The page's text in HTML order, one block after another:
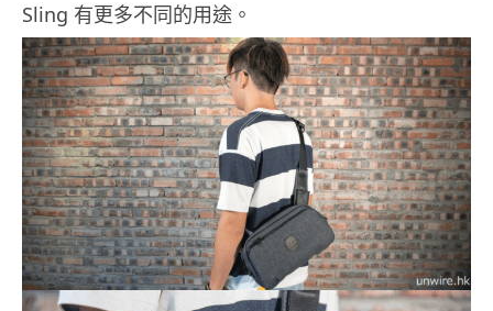
Sling 有更多不同的用途。